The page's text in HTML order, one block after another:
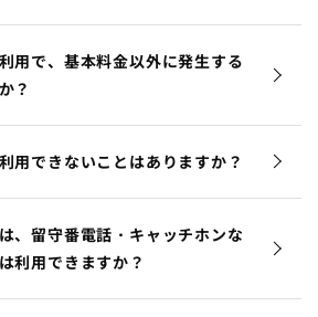
用で、基本料金以外に発生する
？
用できないことはありますか？
、留守番電話・キャッチホンな
利用できますか？